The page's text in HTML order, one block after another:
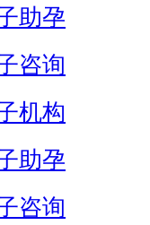
助孕
咨询
机构
助孕
咨询